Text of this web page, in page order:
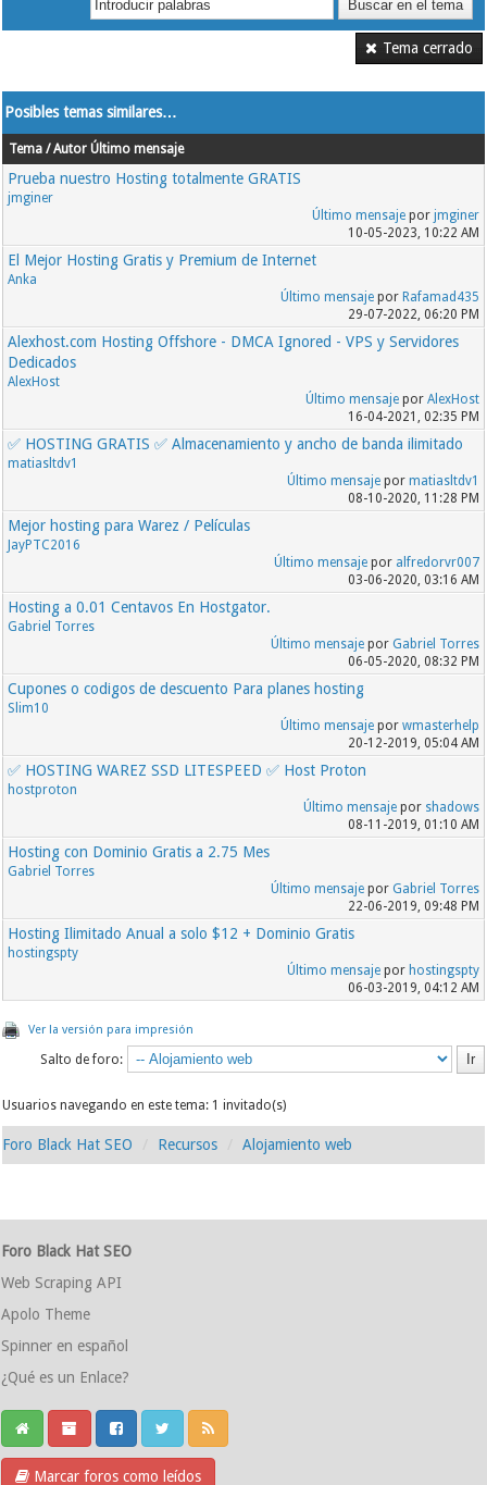
Tema cerrado
Posibles temas similares…
Tema / Autor Último mensaje
Prueba nuestro Hosting totalmente GRATIS
jmginer
Último mensajepor jmginer
10-05-2023, 10:22 AM
El Mejor Hosting Gratis y Premium de Internet
Anka
Último mensajepor Rafamad435
29-07-2022, 06:20 PM
Alexhost.com Hosting Offshore - DMCA Ignored - VPS y Servidores
Dedicados
AlexHost
Último mensajepor AlexHost
16-04-2021, 02:35 PM
✅ HOSTING GRATIS ✅ Almacenamiento y ancho de banda ilimitado
matiasltdv1
Último mensajepor matiasltdv1
08-10-2020, 11:28 PM
Mejor hosting para Warez / Películas
JayPTC2016
Último mensajepor alfredorvr007
03-06-2020, 03:16 AM
Hosting a 0.01 Centavos En Hostgator.
Gabriel Torres
Último mensajepor Gabriel Torres
06-05-2020, 08:32 PM
Cupones o codigos de descuento Para planes hosting
Slim10
Último mensajepor wmasterhelp
20-12-2019, 05:04 AM
✅ HOSTING WAREZ SSD LITESPEED ✅ Host Proton
hostproton
Último mensajepor shadows
08-11-2019, 01:10 AM
Hosting con Dominio Gratis a 2.75 Mes
Gabriel Torres
Último mensajepor Gabriel Torres
22-06-2019, 09:48 PM
Hosting Ilimitado Anual a solo $12 + Dominio Gratis
hostingspty
Último mensajepor hostingspty
06-03-2019, 04:12 AM
Ver la versión para impresión
Salto de foro:
Usuarios navegando en este tema: 1 invitado(s)
Foro Black Hat SEO Recursos Alojamiento web
Foro Black Hat SEO
Web Scraping API
Apolo Theme
Spinner en español
¿Qué es un Enlace?
Marcar foros como leídos